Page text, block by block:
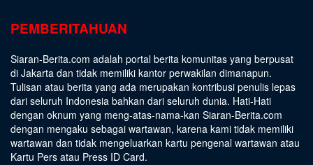
PEMBERITAHUAN
Siaran-Berita.com adalah portal berita komunitas yang berpusat
di Jakarta dan tidak memiliki kantor perwakilan dimanapun.
Tulisan atau berita yang ada merupakan kontribusi penulis lepas
dari seluruh Indonesia bahkan dari seluruh dunia. Hati-Hati
dengan oknum yang meng-atas-nama-kan Siaran-Berita.com
dengan mengaku sebagai wartawan, karena kami tidak memiliki
wartawan dan tidak mengeluarkan kartu pengenal wartawan atau
Kartu Pers atau Press ID Card.